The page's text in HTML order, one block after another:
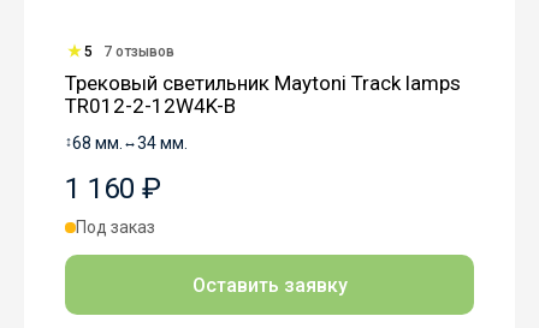
5 7 отзывов
Трековый светильник Maytoni Track lamps
TR012-2-12W4K-B
↕68 мм. ↔34 мм.
1 160 ₽
Под заказ
Оставить заявку